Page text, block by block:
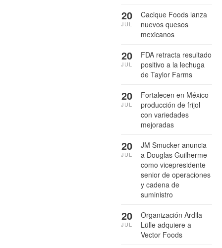
Cacique Foods lanza
nuevos quesos
mexicanos
20
JUL
FDA retracta resultado
positivo a la lechuga
de Taylor Farms
20
JUL
Fortalecen en México
producción de frijol
con variedades
mejoradas
20
JUL
JM Smucker anuncia
a Douglas Guilherme
como vicepresidente
senior de operaciones
y cadena de
suministro
20
JUL
Organización Ardila
Lülle adquiere a
Vector Foods
20
JUL